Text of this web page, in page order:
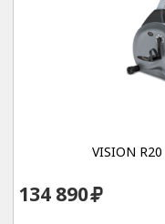
VISION
134 890